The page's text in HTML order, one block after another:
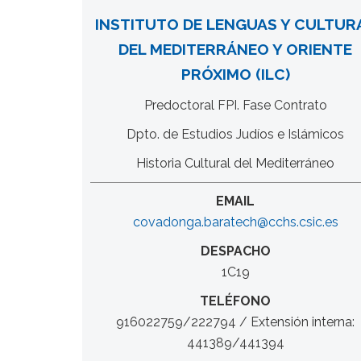
INSTITUTO DE LENGUAS Y
DEL MEDITERRÁNEO Y ORIENTE
PRÓXIMO (ILC)
Predoctoral FPI. Fase Contrato
Dpto. de Estudios Judíos e Islámicos
Historia Cultural del Mediterráneo
EMAIL
covadonga.baratech@cchs.csic.es
DESPACHO
1C19
TELÉFONO
916022759/222794 / Extensión interna:
441389/441394